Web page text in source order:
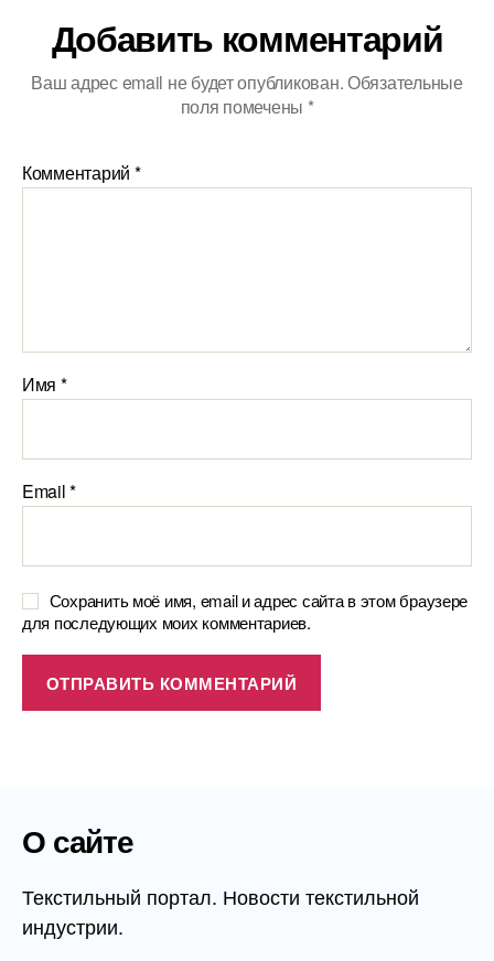
Добавить комментарий
Ваш адрес email не будет опубликован.Обязательные
поля помечены *
Комментарий *
Имя *
Email*
Сохранить моё имя, email и адрес сайта в этом браузере
для последующих моих комментариев.
О сайте
Текстильный портал. Новости текстильной
индустрии.